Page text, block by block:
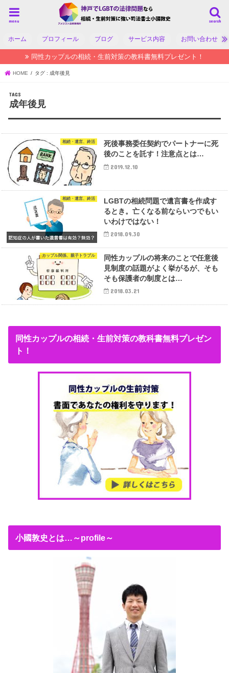
search
menu
ホーム プロフィール ブログ サービス内容 お問い合わせ
同性カップルの相続・生前対策の教科書無料プレゼント！
HOME タグ : 成年後見
成年後見
相続・遺言、終活
死後事務委任契約でパートナーに死
後のことを託す！注意点とは…
2019.12.10
相続・遺言、終活
LGBTの相続問題で遺言書を作成す
るとき。亡くなる前ならいつでもい
いわけではない！
2018.09.30
カップル関係、親子トラブル
同性カップルの将来のことで任意後
見制度の話題がよく挙がるが、そも
そも保護者の制度とは…
2018.03.21
同性カップルの相続・生前対策の教科書無料プレゼン
ト！
小國敦史とは…～profile～